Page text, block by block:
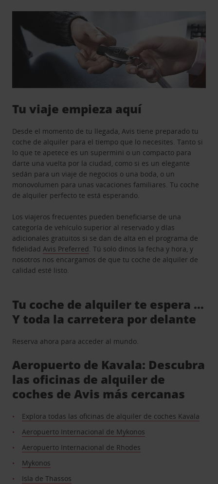
Tu viaje empieza aquí
Desde el momento de tu llegada, Avis tiene preparado tu
coche de alquiler para el tiempo que lo necesites. Tanto si
lo que te apetece es un supermini o un compacto para
darte una vuelta por la ciudad, como si es un elegante
sedán para un viaje de negocios o una boda, o un
monovolumen para unas vacaciones familiares. Tu coche
de alquiler perfecto te está esperando.
Los viajeros frecuentes pueden beneficiarse de una
categoría de vehículo superior al reservado y días
adicionales gratuitos si se dan de alta en el programa de
fidelidadAvis Preferred. Tú solo dinos la fecha y hora, y
nosotros nos encargamos de que tu coche de alquiler de
calidad esté listo.
Tu coche de alquiler te espera …
Y toda la carretera por delante
Reserva ahora para acceder al mundo.
Aeropuerto de Kavala: Descubra
las oficinas de alquiler de
coches de Avis más cercanas
Explora todas las oficinas de alquiler de coches Kavala
Aeropuerto Internacional de Mykonos
Aeropuerto Internacional de Rhodes
Mykonos
Isla de Thassos